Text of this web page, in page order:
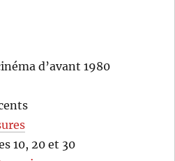
d’avant 1980
10, 20 et 30